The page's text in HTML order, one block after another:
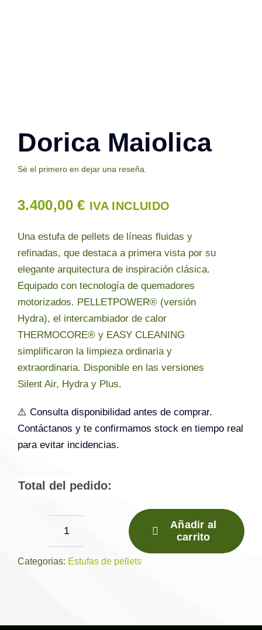
Dorica Maiolica
Sé el primero en dejar una reseña.
3.400,00€ IVA INCLUIDO
Una estufa de pellets de líneas fluidas y
refinadas, que destaca a primera vista por su
elegante arquitectura de inspiración clásica.
Equipado con tecnología de quemadores
motorizados. PELLETPOWER® (versión
Hydra), el intercambiador de calor
THERMOCORE® y EASY CLEANING
simplificaron la limpieza ordinaria y
extraordinaria. Disponible en las versiones
Silent Air, Hydra y Plus.
⚠️ Consulta disponibilidad antes de comprar.
Contáctanos y te confirmamos stock en tiempo real
para evitar incidencias.
Total del pedido:
Maiolica
Añadir al
carrito
Categorias: Estufas de pellets